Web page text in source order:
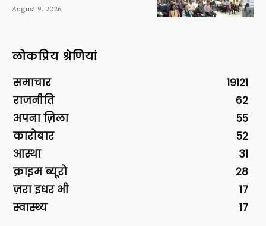
August 9, 2026
लोकप्रिय श्रेणियां
समाचार
19121
राजनीति
62
अपना ज़िला
55
कारोबार
52
आस्था
31
क्राइम ब्यूरो
28
ज़रा इधर भी
17
स्वास्थ्य
17